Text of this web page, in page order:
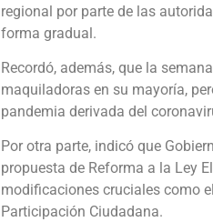
regional por parte de las
forma gradual.
Recordó, además, que la
maquiladoras en su mayoría,
pandemia derivada del
Por otra parte, indicó que
propuesta de Reforma a la Ley
modificaciones cruciales como
Participación Ciudadana.